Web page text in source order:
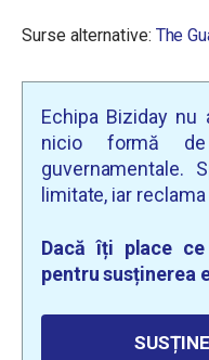
Surse alternative: The
Echipa Biziday
nicio formă
guvernamentale.
limitate, iar
Dacă îți place
pentru susținerea